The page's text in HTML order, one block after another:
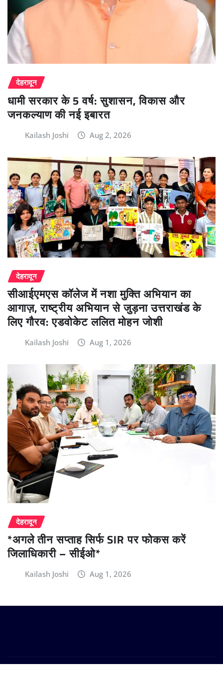
देहरादून
धामी सरकार के 5 वर्ष: सुशासन, विकास और
जनकल्याण की नई इबारत
Kailash Joshi Aug 2, 2026
देहरादून
सीआईएमएस कॉलेज में नशा मुक्ति अभियान का
आगाज़, राष्ट्रीय अभियान से जुड़ना उत्तराखंड के
लिए गौरव: एडवोकेट ललित मोहन जोशी
Kailash Joshi Aug 1, 2026
देहरादून
*अगले तीन सप्ताह सिर्फ SIR पर फोकस करें
जिलाधिकारी – सीईओ*
Kailash Joshi Aug 1, 2026